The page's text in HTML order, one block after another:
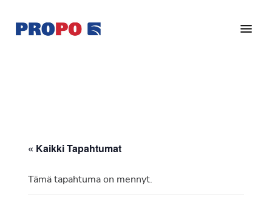
pääsisältöön
alatunnisteeseen
Ry
vuonna
« Kaikki Tapahtumat
Tämä tapahtuma on mennyt.